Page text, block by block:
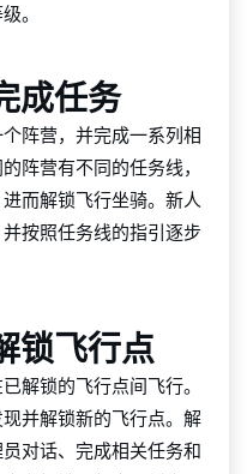
。
成任务
阵营，并完成一系列相
阵营有不同的任务线，
而解锁飞行坐骑。新人
按照任务线的指引逐步
锁飞行点
解锁的飞行点间飞行。
并解锁新的飞行点。解
对话、完成相关任务和